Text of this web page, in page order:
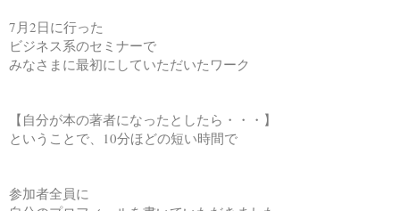
7月2日に行った
ビジネス系のセミナーで
みなさまに最初にしていただいたワーク
【自分が本の著者になったとしたら・・・】
ということで、10分ほどの短い時間で
参加者全員に